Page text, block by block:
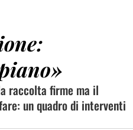
raccolta firme ma il
un quadro di interventi